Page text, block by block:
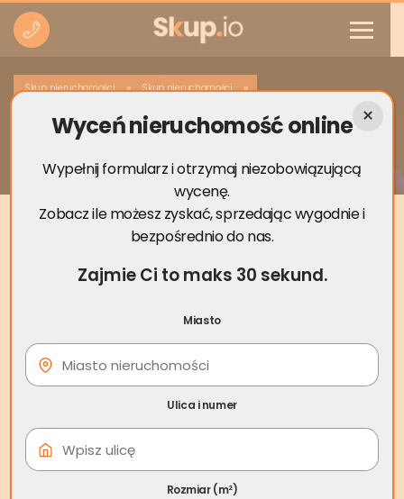
Skup nieruchomości » Skup nieruchomości »
Skup nieruchomości Działoszyce
08 czeSkup nieruchomości
Działoszyce
Wyceń nieruchomość online
Wypełnij formularz i otrzymaj niezobowiązującą
wycenę.
Zobacz ile możesz zyskać, sprzedając wygodnie i
bezpośrednio do nas.
Zajmie Ci to maks 30 sekund.
Miasto
Ulica i numer
Rozmiar (m²)